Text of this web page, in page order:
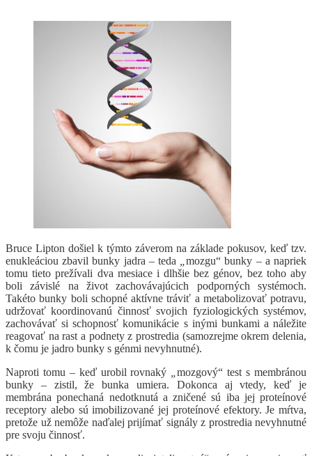
Bruce Lipton došiel k týmto záverom na základe pokusov, keď tzv.
enukleáciou zbavil bunky jadra – teda
„mozgu“ bunky – a napriek
tomu tieto prežívali dva mesiace i dlhšie bez génov, bez toho aby
boli závislé na život zachovávajúcich podporných systémoch.
Takéto bunky boli schopné aktívne tráviť a metabolizovať potravu,
udržovať koordinovanú činnosť svojich fyziologických systémov,
zachovávať si schopnosť komunikácie s inými bunkami a náležite
reagovať na rast a podnety z prostredia (samozrejme okrem delenia,
k čomu je jadro bunky s génmi nevyhnutné).
Naproti tomu – keď urobil rovnaký
„mozgový“ test s membránou
bunky – zistil, že bunka umiera. Dokonca aj vtedy, keď je
membrána ponechaná nedotknutá a zničené sú iba jej proteínové
receptory alebo sú imobilizované jej proteínové efektory. Je mŕtva,
pretože už nemôže naďalej prijímať signály z prostredia nevyhnutné
pre svoju činnosť.